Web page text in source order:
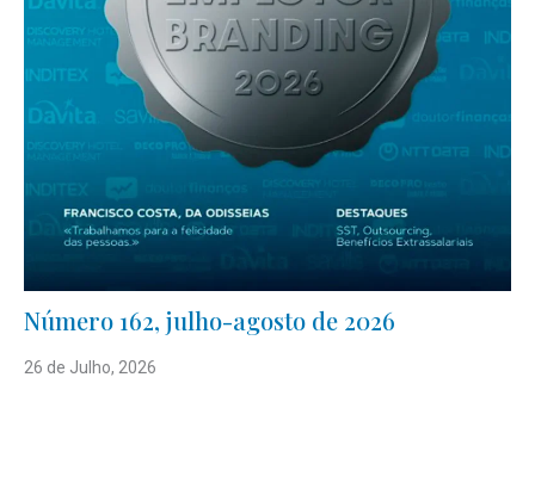
Número 162, julho-agosto de 2026
26 de Julho, 2026